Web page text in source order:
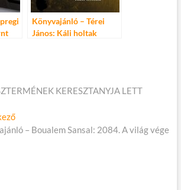
Könyvajánló – Térei
János: Káli holtak
KERESZTANYJA LETT
Következő
cikk:– Boualem Sansal: 2084. A világ vége